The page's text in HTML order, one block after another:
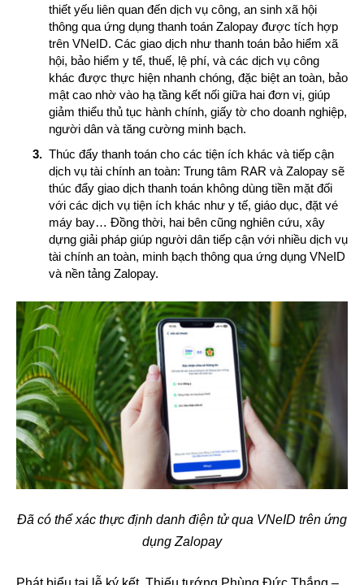
thiết yếu liên quan đến dịch vụ công, an sinh xã hội
thông qua ứng dụng thanh toán Zalopay được tích hợp
trên VNeID. Các giao dịch như thanh toán bảo hiểm xã
hội, bảo hiểm y tế, thuế, lệ phí, và các dịch vụ công
khác được thực hiện nhanh chóng, đặc biệt an toàn, bảo
mật cao nhờ vào hạ tầng kết nối giữa hai đơn vị, giúp
giảm thiểu thủ tục hành chính, giấy tờ cho doanh nghiệp,
người dân và tăng cường minh bạch.
Thúc đẩy thanh toán cho các tiện ích khác và tiếp cận
dịch vụ tài chính an toàn: Trung tâm RAR và Zalopay sẽ
thúc đẩy giao dịch thanh toán không dùng tiền mặt đối
với các dịch vụ tiện ích khác như y tế, giáo dục, đặt vé
máy bay… Đồng thời, hai bên cũng nghiên cứu, xây
dựng giải pháp giúp người dân tiếp cận với nhiều dịch vụ
tài chính an toàn, minh bạch thông qua ứng dụng VNeID
và nền tảng Zalopay.
Đã có thể xác thực định danh điện tử qua VNeID trên ứng
dụng Zalopay